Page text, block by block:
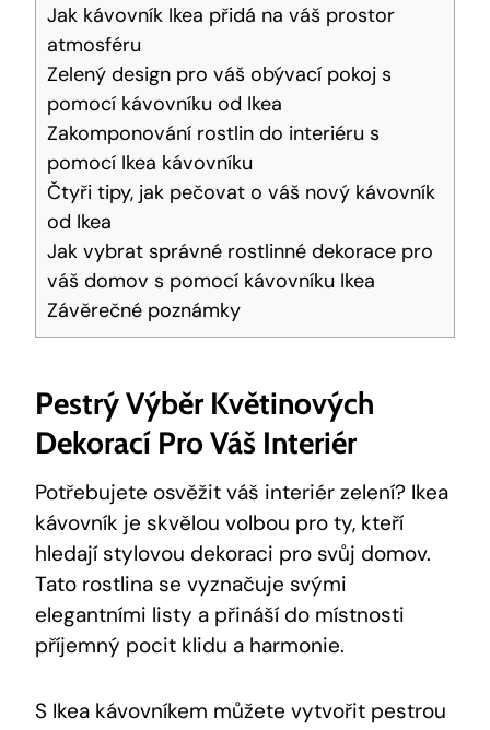
Jak kávovník Ikea přidá na váš prostor
atmosféru
Zelený design pro váš obývací pokoj s
pomocí kávovníku od Ikea
Zakomponování rostlin do interiéru s
pomocí Ikea kávovníku
Čtyři tipy, jak pečovat o váš nový kávovník
od Ikea
Jak vybrat správné rostlinné dekorace pro
váš domov s pomocí kávovníku Ikea
Závěrečné poznámky
Pestrý Výběr Květinových
Dekorací Pro Váš Interiér
Potřebujete osvěžit váš interiér zelení? Ikea
kávovník je skvělou volbou pro ty, kteří
hledají stylovou dekoraci pro svůj domov.
Tato rostlina se vyznačuje svými
elegantními listy a přináší do místnosti
příjemný pocit klidu a harmonie.
S Ikea kávovníkem můžete vytvořit pestrou